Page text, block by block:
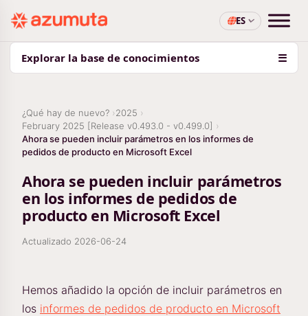
ES
Explorar la base de conocimientos ☰
¿Qué hay de nuevo?
2025
February 2025 [Release v0.493.0 - v0.499.0]
Ahora se pueden incluir parámetros en los informes de
pedidos de producto en Microsoft Excel
Ahora se pueden incluir parámetros
en los informes de pedidos de
producto en Microsoft Excel
Actualizado 2026-06-24
Hemos añadido la opción de incluir parámetros en
los informes de pedidos de producto en Microsoft